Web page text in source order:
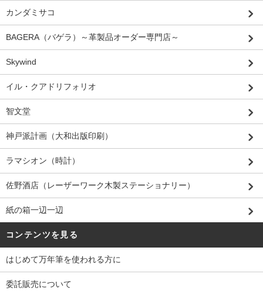
カンダミサコ
BAGERA（バゲラ）～革製品オーダー専門店～
Skywind
イル・クアドリフォリオ
智文堂
神戸派計画（大和出版印刷）
ラマシオン（時計）
佐野酒店（レーザーワーク木製ステーショナリー）
紙の箱一辺一辺
コンテンツを見る
はじめて万年筆を使われる方に
委託販売について